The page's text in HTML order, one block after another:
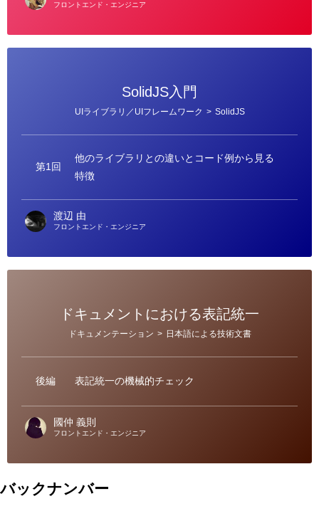
フロントエンド・エンジニア
SolidJS入門
UIライブラリ／UIフレームワーク > SolidJS
第1回
他のライブラリとの違いとコード例から見る
特徴
渡辺 由
フロントエンド・エンジニア
ドキュメントにおける表記統一
ドキュメンテーション > 日本語による技術文書
後編 表記統一の機械的チェック
國仲 義則
フロントエンド・エンジニア
バックナンバー